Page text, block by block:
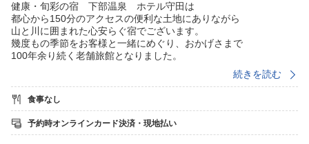
健康・旬彩の宿 下部温泉 ホテル守田は
都心から150分のアクセスの便利な土地にありながら
山と川に囲まれた心安らぐ宿でございます。
幾度もの季節をお客様と一緒にめぐり、おかげさまで
100年余り続く老舗旅館となりました。
————————————————————————
●温泉
〜「泉質の良さ」をご堪能ください〜
飲む温泉としても知られ、販売もされています。
・大浴場『南天の湯』
続きを読む
食事なし
予約時オンラインカード決済・現地払い